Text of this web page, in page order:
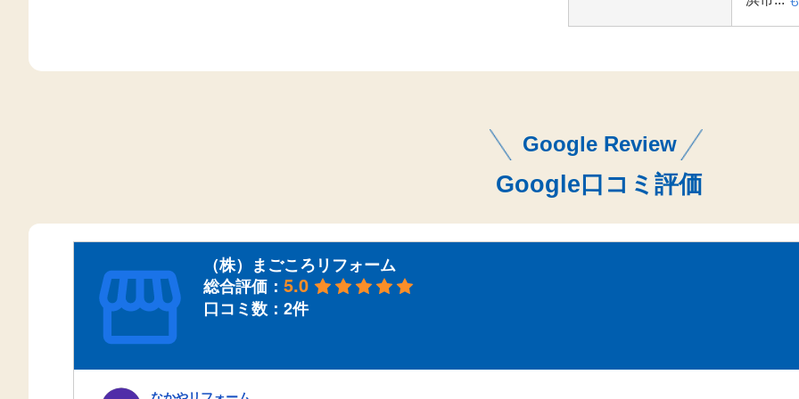
Google Review
Google口コミ評価
（株）まごころリフォーム
総合評価： 5.0
口コミ数：2件